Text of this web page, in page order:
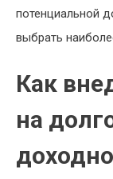
потенциальной
выбрать
Как
на